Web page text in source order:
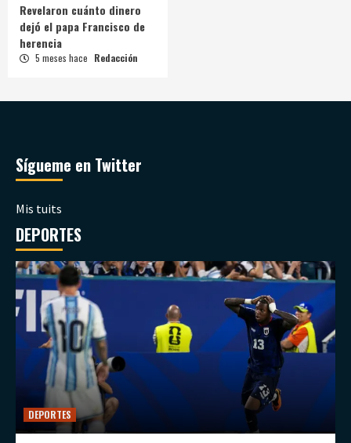
Revelaron cuánto dinero
dejó el papa Francisco de
herencia
5 meses hace Redacción
Sígueme en Twitter
Mis tuits
DEPORTES
DEPORTES